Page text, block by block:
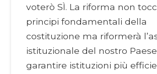
voterò SÌ. La riforma non
principi fondamentali della
costituzione ma riformerà
istituzionale del nostro
garantire istituzioni più